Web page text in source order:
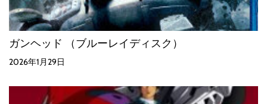
ガンヘッド （ブルーレイディスク）
2026年1月29日